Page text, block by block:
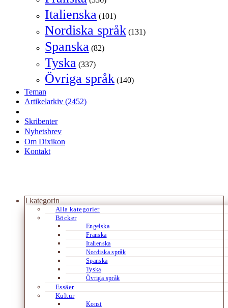
Italienska (101)
Nordiska språk (131)
Spanska (82)
Tyska (337)
Övriga språk (140)
Teman
Artikelarkiv (2452)
Skribenter
Nyhetsbrev
Om Dixikon
Kontakt
I kategorin
Alla kategorier
Böcker
Engelska
Franska
Italienska
Nordiska språk
Spanska
Tyska
Övriga språk
Essäer
Kultur
Konst